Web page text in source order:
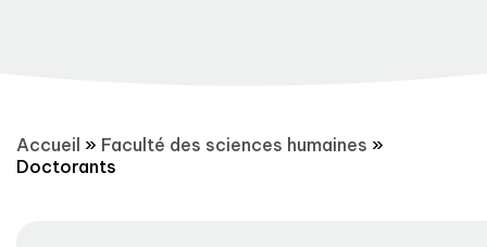
Accueil » Faculté des sciences humaines »
Doctorants